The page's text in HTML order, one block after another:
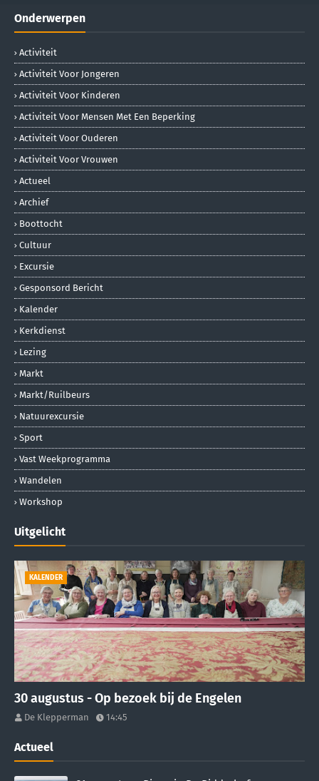
Onderwerpen
Activiteit
Activiteit Voor Jongeren
Activiteit Voor Kinderen
Activiteit Voor Mensen Met Een Beperking
Activiteit Voor Ouderen
Activiteit Voor Vrouwen
Actueel
Archief
Boottocht
Cultuur
Excursie
Gesponsord Bericht
Kalender
Kerkdienst
Lezing
Markt
Markt/ruilbeurs
Natuurexcursie
Sport
Vast Weekprogramma
Wandelen
Workshop
Uitgelicht
KALENDER
30 augustus - Op bezoek bij de Engelen
De Klepperman 14:45
Actueel